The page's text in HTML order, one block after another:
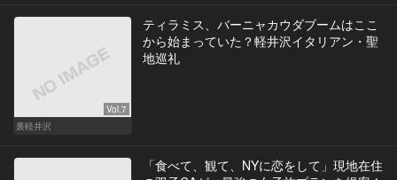
Vol.7
裏軽井沢
ティラミス、バーニャカウダブームはここ
から始まっていた？軽井沢イタリアン・聖
地巡礼
「食べて、観て、NYに恋をして」現地在住